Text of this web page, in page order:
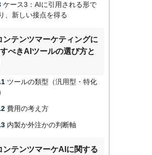
ケース3：AIに引用される形で
、新しい接点を得る
ンテンツマーケティングに
べきAIツールの選び方と
ツールの類型（汎用型・特化
費用の考え方
内製か外注かの判断軸
ンテンツマーケAIに関する